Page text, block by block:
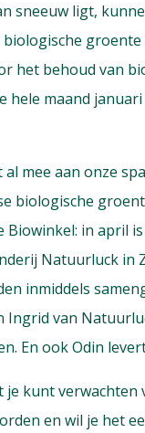
sneeuw ligt,
het behoud van
hele maand
mee aan onze
biologische
Biowinkel: in april
Natuurluck in
inmiddels
Ingrid van
En ook Odin
je kunt
en wil je het